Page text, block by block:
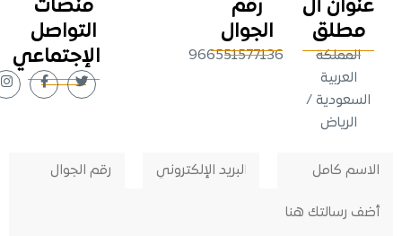
آل
/
رقم
الجوال
966551577136
منصات
التواصل
الإجتماعي